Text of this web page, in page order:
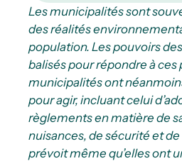
Les municipalités sont
des réalités
population. Les pouvoirs
balisés pour répondre à
municipalités ont
pour agir, incluant celui
règlements en matière de
nuisances, de sécurité et
prévoit même qu’elles ont